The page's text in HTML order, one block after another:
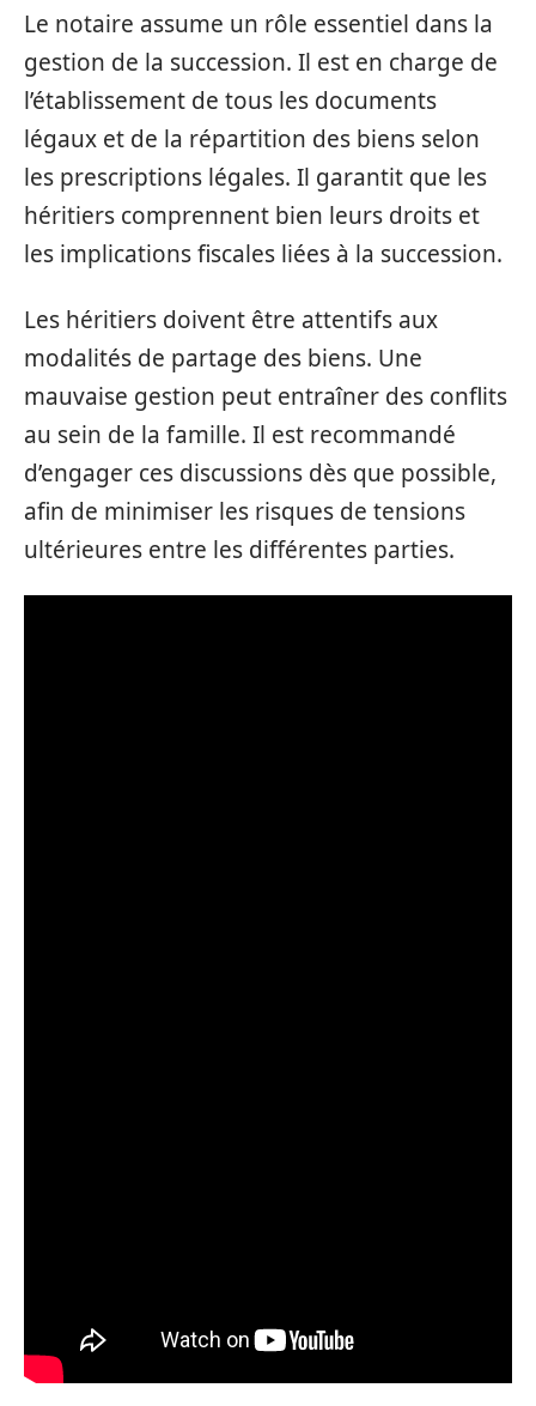
Le notaire assume un rôle essentiel dans la
gestion de la succession. Il est en charge de
l’établissement de tous les documents
légaux et de la répartition des biens selon
les prescriptions légales. Il garantit que les
héritiers comprennent bien leurs droits et
les implications fiscales liées à la succession.
Les héritiers doivent être attentifs aux
modalités de partage des biens. Une
mauvaise gestion peut entraîner des conflits
au sein de la famille. Il est recommandé
d’engager ces discussions dès que possible,
afin de minimiser les risques de tensions
ultérieures entre les différentes parties.